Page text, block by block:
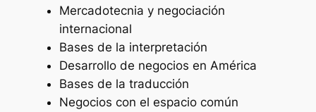
Mercadotecnia y negociación
internacional
Bases de la interpretación
Desarrollo de negocios en América
Bases de la traducción
Negocios con el espacio común